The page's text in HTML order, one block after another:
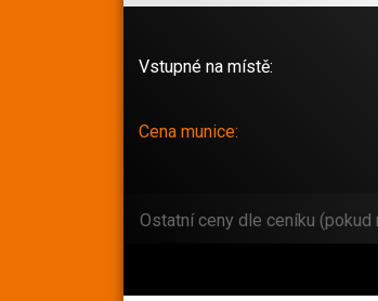
Vstupné na místě:
Cena munice:
Ostatní ceny dle ceníku (pokud